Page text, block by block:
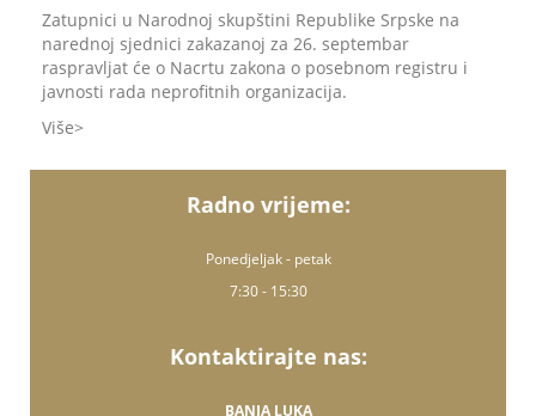
Zatupnici u Narodnoj skupštini Republike Srpske na
narednoj sjednici zakazanoj za 26. septembar
raspravljat će o Nacrtu zakona o posebnom registru i
javnosti rada neprofitnih organizacija.
Više
Radno vrijeme:
Ponedjeljak - petak
7:30 - 15:30
Kontaktirajte nas:
BANJA LUKA